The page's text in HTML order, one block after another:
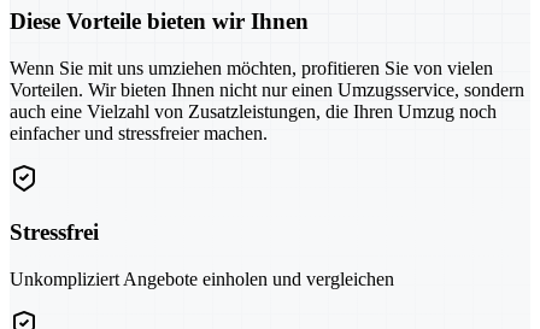
Diese Vorteile bieten wir Ihnen
Wenn Sie mit uns umziehen möchten, profitieren Sie von vielen
Vorteilen. Wir bieten Ihnen nicht nur einen Umzugsservice, sondern
auch eine Vielzahl von Zusatzleistungen, die Ihren Umzug noch
einfacher und stressfreier machen.
Stressfrei
Unkompliziert Angebote einholen und vergleichen